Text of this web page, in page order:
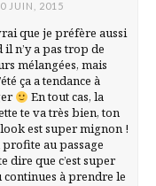
JUIN, 2015
que je préfère aussi
il n’y a pas trop de
mélangées, mais
ça a tendance à
En tout cas, la
te va très bien, ton
est super mignon !
profite au passage
dire que c’est super
continues à prendre le